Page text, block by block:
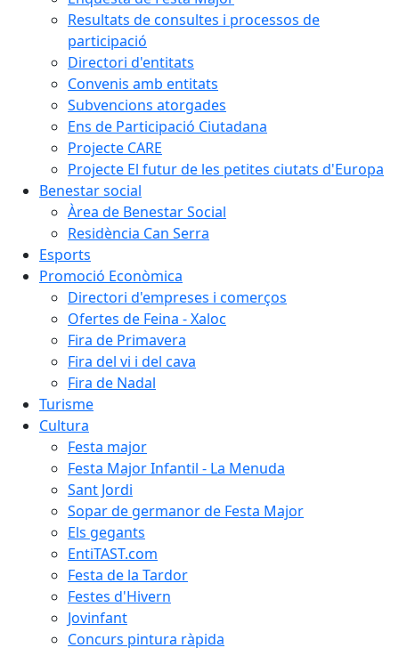
Resultats de consultes i processos de
participació
Directori d'entitats
Convenis amb entitats
Subvencions atorgades
Ens de Participació Ciutadana
Projecte CARE
Projecte El futur de les petites ciutats d'Europa
Benestar social
Àrea de Benestar Social
Residència Can Serra
Esports
Promoció Econòmica
Directori d'empreses i comerços
Ofertes de Feina - Xaloc
Fira de Primavera
Fira del vi i del cava
Fira de Nadal
Turisme
Cultura
Festa major
Festa Major Infantil - La Menuda
Sant Jordi
Sopar de germanor de Festa Major
Els gegants
EntiTAST.com
Festa de la Tardor
Festes d'Hivern
Jovinfant
Concurs pintura ràpida